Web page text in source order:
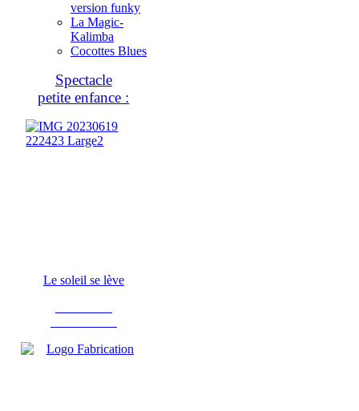
version funky
La Magic-
Kalimba
Cocottes Blues
Spectacle
petite enfance :
Le soleil se lève